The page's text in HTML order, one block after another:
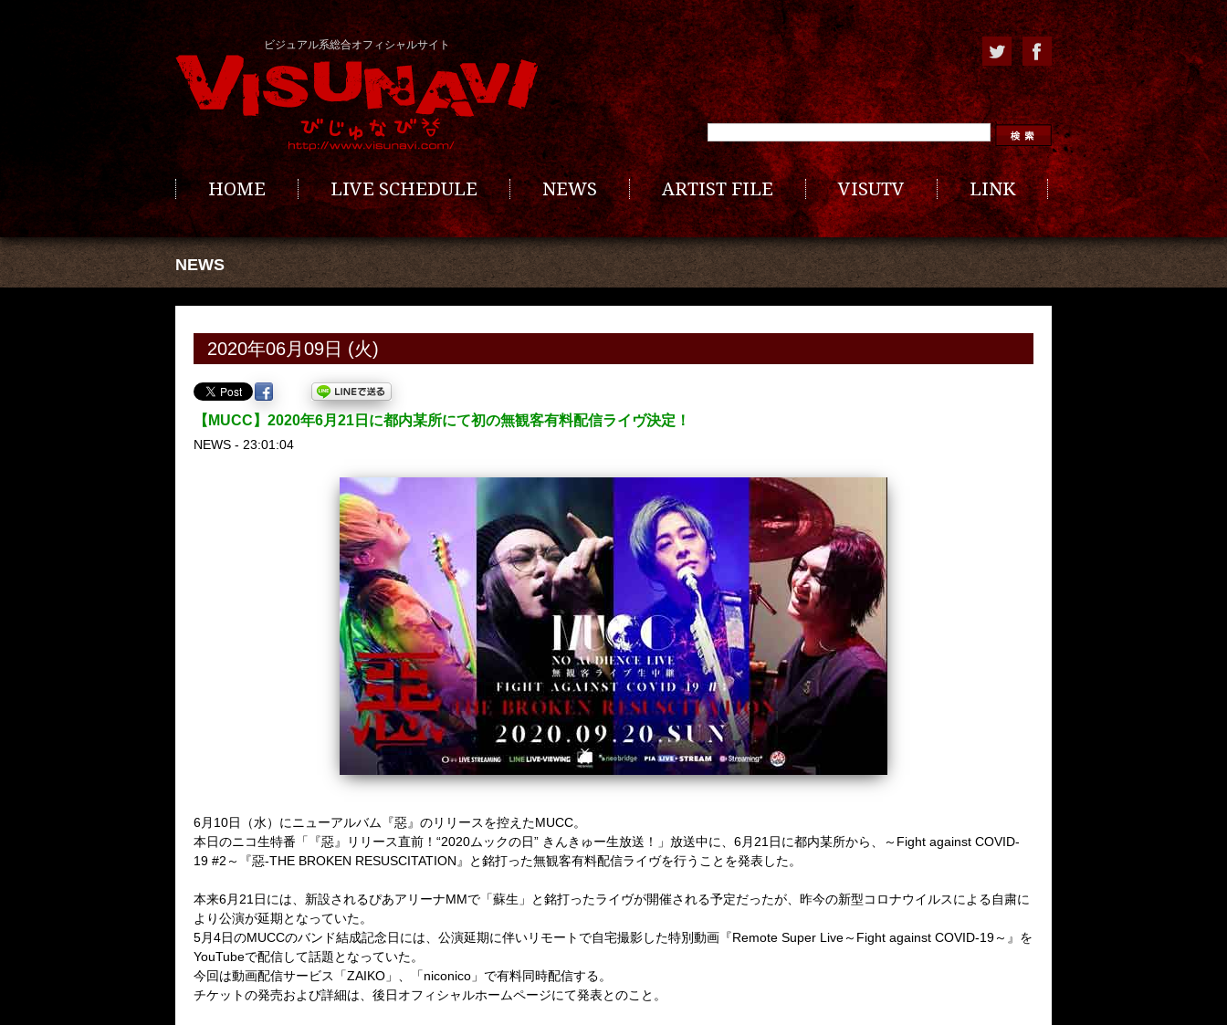
ビジュアル系総合オフィシャルサイト
HOME LIVE SCHEDULE NEWS ARTIST FILE VISUTV LINK
NEWS
2020年06月09日 (火)
【MUCC】2020年6月21日に都内某所にて初の無観客有料配信ライヴ決定！
NEWS - 23:01:04
6月 10日（水）にニューアルバム『惡』のリリースを控えたMUCC。
本日のニコ生特番「『惡』リリース直前！“2020ムックの日” きんきゅー生放送！」 放送中に、 6月 21 日に都内某所から、～ Fight against COVID-
19 #2 ～『惡-THE BROKEN RESUSCITATION 』 と銘打った無観客有料配信ライヴを行うことを発表した。
本来6月 21 日には、新設されるぴあアリーナMMで「蘇生」と銘打ったライヴが開催される予定だったが、 昨今の新型コロナウイルスによる自粛に
より公演が延期となっていた。
5月4日のMUCCのバンド結成記念日には、公演延期に伴いリモートで自宅撮影した特別動画 『Remote Super Live～ Fight against COVID-19～』を
YouTubeで配信して話題となっていた。
今回は動画配信サービス「ZAIKO 」、「niconico 」で有料同時配信する。
チケットの発売および詳細は、後日オフィシャルホームページにて発表とのこと。